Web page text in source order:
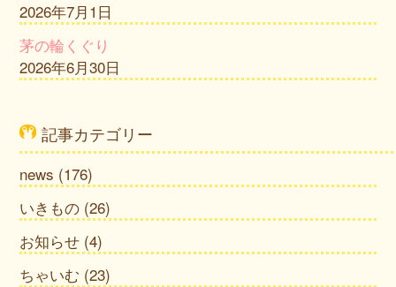
2026年7月1日
茅の輪くぐり
2026年6月30日
記事カテゴリー
news (176)
いきもの (26)
お知らせ (4)
ちゃいむ (23)